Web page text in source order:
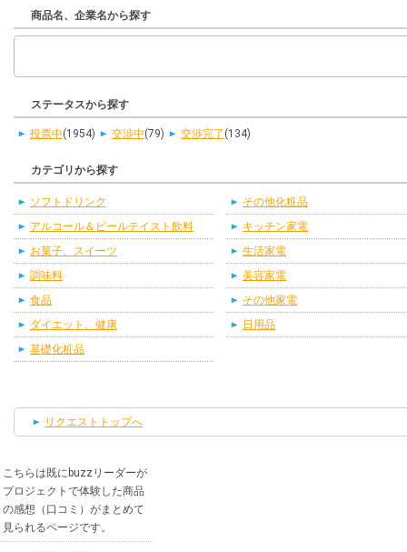
商品名、企業名から探す
ステータスから探す
投票中(1954) 交渉中(79) 交渉完了 (134)
カテゴリから探す
ソフトドリンク
アルコール＆ビールテイスト飲料
お菓子、スイーツ
調味料
食品
ダイエット、健康
基礎化粧品
その他化粧品
キッチン家電
生活家電
美容家電
その他家電
日用品
リクエストトップへ
こちらは既にbuzzリーダーが
プロジェクトで体験した商品
の感想（口コミ）がまとめて
見られるページです。